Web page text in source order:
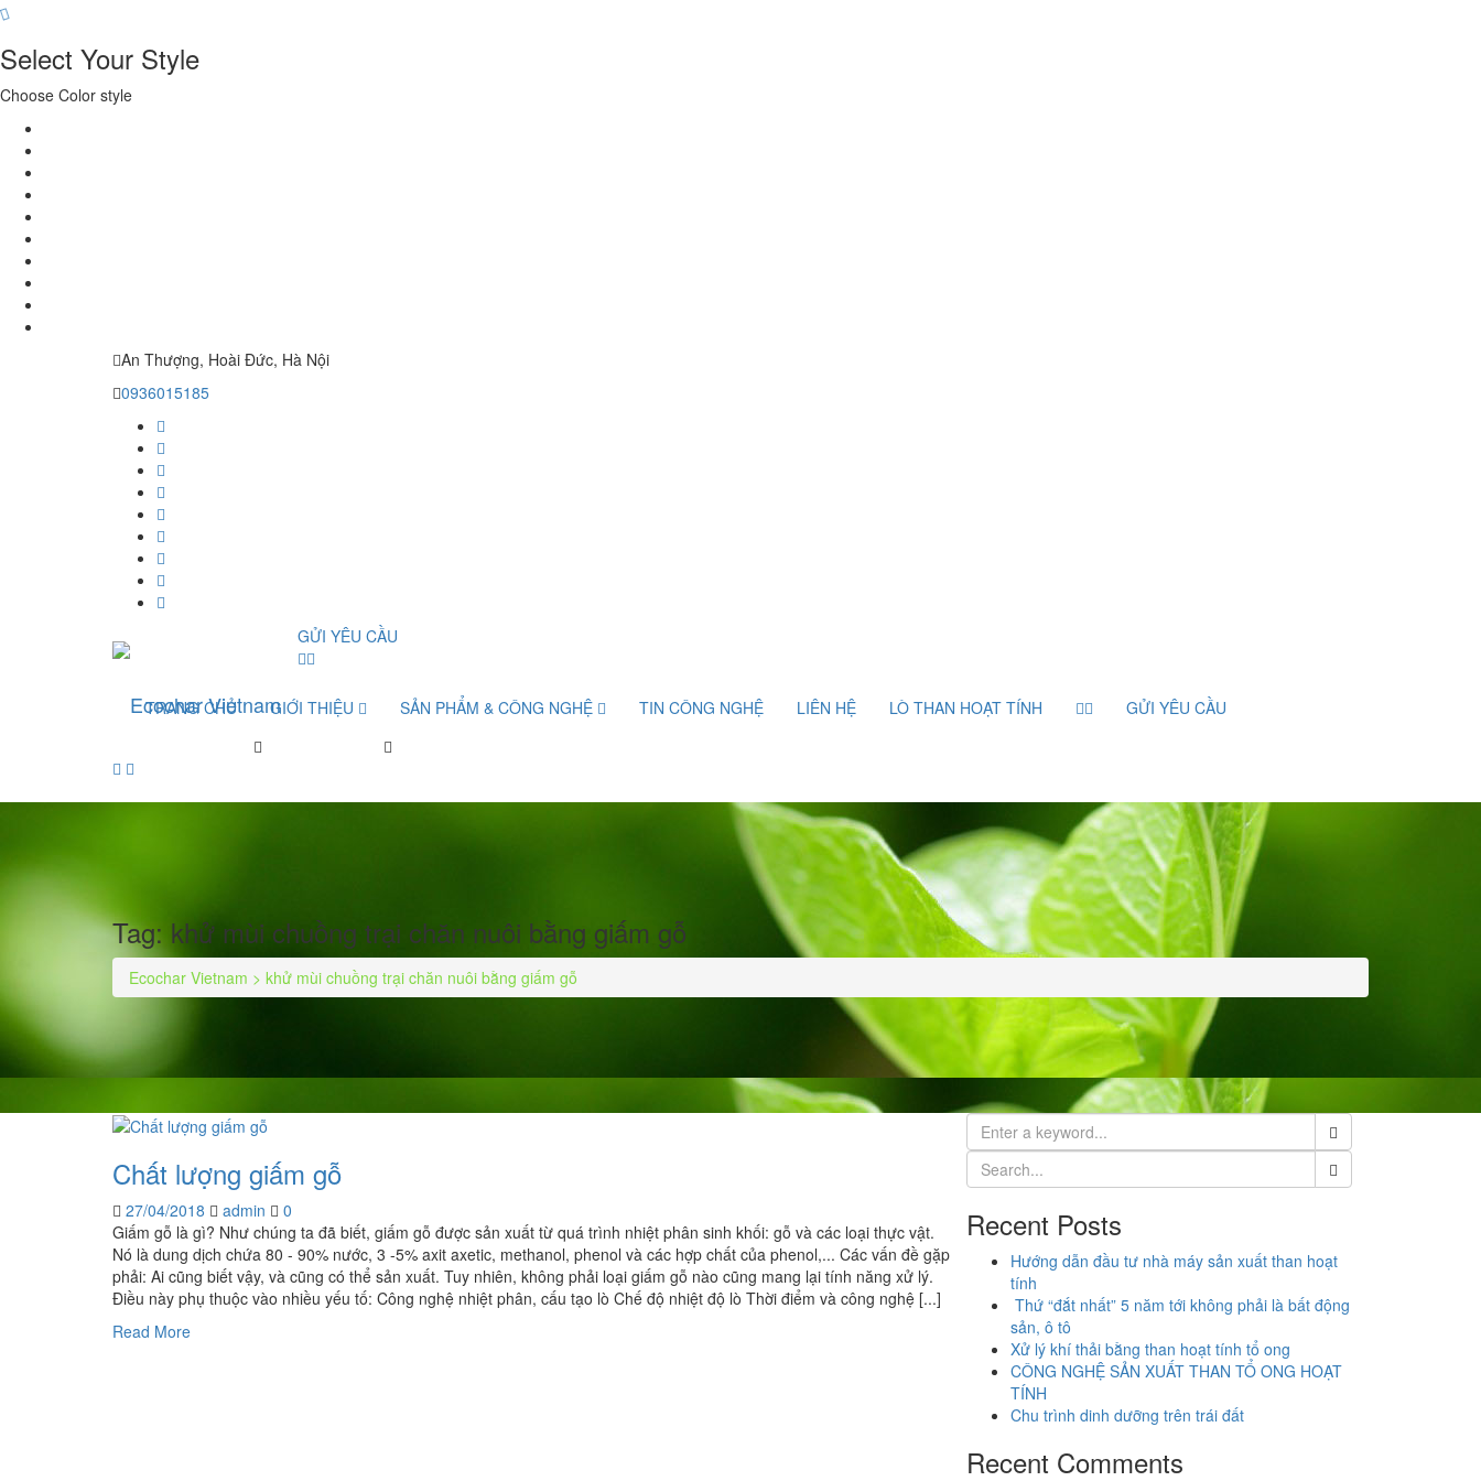
Select Your Style
Choose Color style
An Thượng, Hoài Đức, Hà Nội
0936015185
GỬI YÊU CẦU
TRANG CHỦ GIỚI THIỆU SẢN PHẨM & CÔNG NGHỆ TIN CÔNG NGHỆ LIÊN HỆ LÒ THAN HOẠT TÍNH GỬI YÊU CẦU
Tag: khử mùi chuồng trại chăn nuôi bằng giấm gỗ
Ecochar Vietnam > khử mùi chuồng trại chăn nuôi bằng giấm gỗ
Chất lượng giấm gỗ
27/04/2018 admin
0
Giấm gỗ là gì? Như chúng ta đã biết, giấm gỗ được sản xuất từ quá trình nhiệt phân sinh khối: gỗ và các loại thực vật.
Nó là dung dịch chứa 80 - 90% nước, 3 -5% axit axetic, methanol, phenol và các hợp chất của phenol,... Các vấn đề gặp
phải: Ai cũng biết vậy, và cũng có thể sản xuất. Tuy nhiên, không phải loại giấm gỗ nào cũng mang lại tính năng xử lý.
Điều này phụ thuộc vào nhiều yếu tố: Công nghệ nhiệt phân, cấu tạo lò Chế độ nhiệt độ lò Thời điểm và công nghệ [...]
Read More
Recent Posts
Hướng dẫn đầu tư nhà máy sản xuất than hoạt
tính
Thứ “đắt nhất” 5 năm tới không phải là bất động
sản, ô tô
Xử lý khí thải bằng than hoạt tính tổ ong
CÔNG NGHỆ SẢN XUẤT THAN TỔ ONG HOẠT
TÍNH
Chu trình dinh dưỡng trên trái đất
Recent Comments